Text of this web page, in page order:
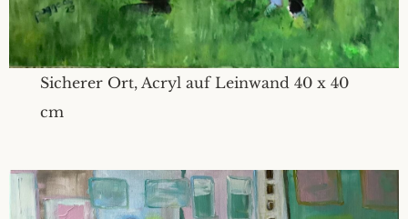
Sicherer Ort, Acryl auf Leinwand 40 x 40
cm